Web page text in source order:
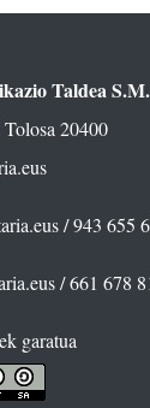
Taldea S.M.
20400
/ 943 655
/ 661 678
garatua